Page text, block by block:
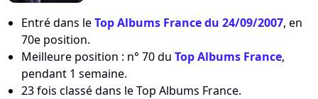
Entré dans leTop Albums France du 24/09/2007, en
70e position.
Meilleure position : n° 70 du Top Albums France,
pendant 1 semaine.
23 fois classé dans le Top Albums France.